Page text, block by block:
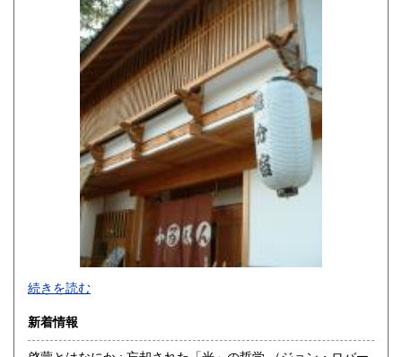
220円 大分県
220円 鹿児島県
220円
続きを読む
新着情報